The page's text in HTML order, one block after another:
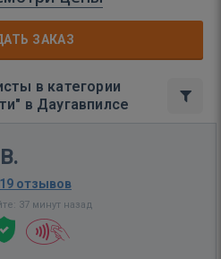
ЗАКАЗ
в категории
в Даугавпилсе
19 отзывов
37 минут назад